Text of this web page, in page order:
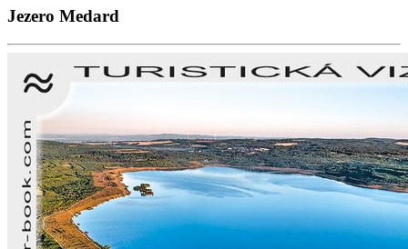
Jezero Medard